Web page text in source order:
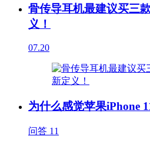
骨传导耳机最建议买三
义！
07.20
为什么感觉苹果iPhone
问答 11